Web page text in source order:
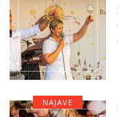
NAJAVE